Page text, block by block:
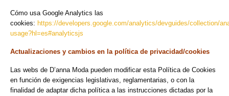
Cómo usa Google Analytics las
cookies: https://developers.google.com/analytics/devguides/collection/
usage?hl=es#analyticsjs
Actualizaciones y cambios en la política de privacidad/cookies
Las webs de D’anna Moda pueden modificar esta Política de Cookies
en función de exigencias legislativas, reglamentarias, o con la
finalidad de adaptar dicha política a las instrucciones dictadas por la